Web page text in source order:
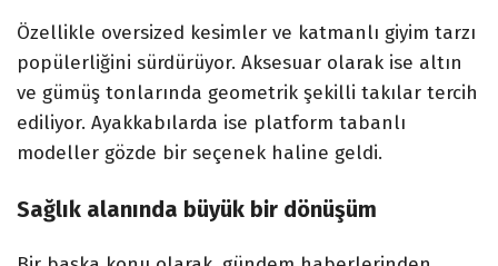
Özellikle oversized kesimler ve katmanlı giyim tarzı
popülerliğini sürdürüyor. Aksesuar olarak ise altın
ve gümüş tonlarında geometrik şekilli takılar tercih
ediliyor. Ayakkabılarda ise platform tabanlı
modeller gözde bir seçenek haline geldi.
Sağlık alanında büyük bir dönüşüm